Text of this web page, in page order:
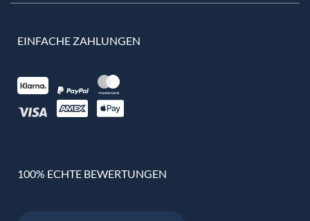
EINFACHE ZAHLUNGEN
100% ECHTE BEWERTUNGEN